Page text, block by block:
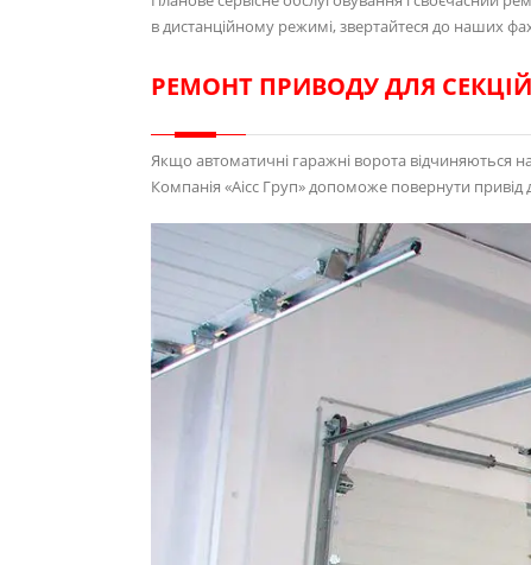
в дистанційному режимі, звертайтеся до наших
РЕМОНТ ПРИВОДУ ДЛЯ
Якщо автоматичні гаражні ворота відчиняються
Компанія «Аісс Груп» допоможе повернути привід